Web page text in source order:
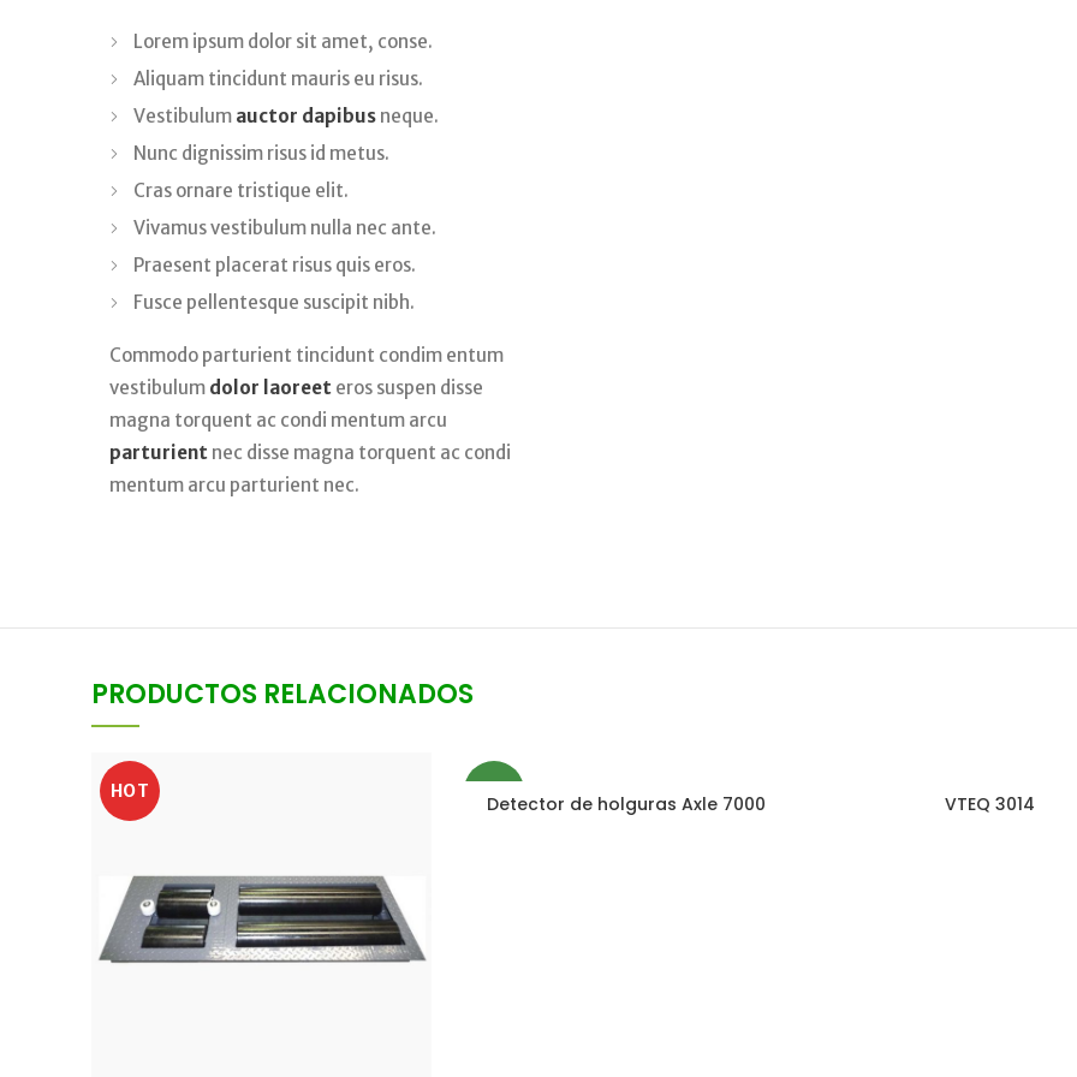
Lorem ipsum dolor sit amet, conse.
Aliquam tincidunt mauris eu risus.
Vestibulum auctor dapibus neque.
Nunc dignissim risus id metus.
Cras ornare tristique elit.
Vivamus vestibulum nulla nec ante.
Praesent placerat risus quis eros.
Fusce pellentesque suscipit nibh.
Commodo parturient tincidunt condim entum
vestibulum dolor laoreet eros suspen disse
magna torquent ac condi mentum arcu
parturient nec disse magna torquent ac condi
mentum arcu parturient nec.
PRODUCTOS RELACIONADOS
HOT
Detector de holguras Axle 7000 VTEQ 3014